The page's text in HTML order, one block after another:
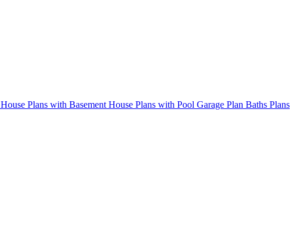
House Plans with Basement House Plans with Pool Garage Plan Baths Plans